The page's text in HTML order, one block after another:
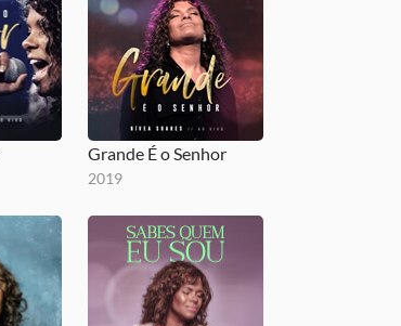
Grande É o Senhor
2019